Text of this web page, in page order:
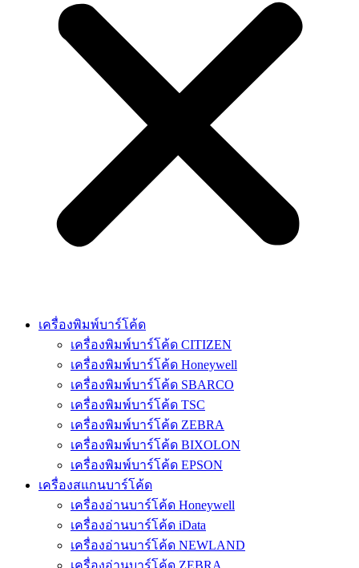
เครื่องพิมพ์บาร์โค้ด
เครื่องพิมพ์บาร์โค้ด CITIZEN
เครื่องพิมพ์บาร์โค้ด Honeywell
เครื่องพิมพ์บาร์โค้ด SBARCO
เครื่องพิมพ์บาร์โค้ด TSC
เครื่องพิมพ์บาร์โค้ด ZEBRA
เครื่องพิมพ์บาร์โค้ด BIXOLON
เครื่องพิมพ์บาร์โค้ด EPSON
เครื่องสแกนบาร์โค้ด
เครื่องอ่านบาร์โค้ด Honeywell
เครื่องอ่านบาร์โค้ด iData
เครื่องอ่านบาร์โค้ด NEWLAND
เครื่องอ่านบาร์โค้ด ZEBRA